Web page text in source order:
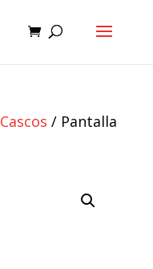
Cascos / Pantalla